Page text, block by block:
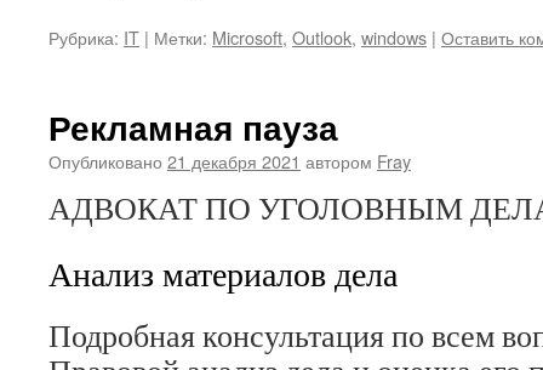
Рубрика: IT | Метки: Microsoft, Outlook, windows | Оставить
Рекламная пауза
Опубликовано 21 декабря 2021 автором Fray
АДВОКАТ ПО УГОЛОВНЫМ
Анализ материалов дела
Подробная консультация по всем